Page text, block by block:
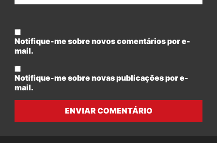
Notifique-me sobre novos comentários por e-
mail.
Notifique-me sobre novas publicações por e-
mail.
ENVIAR COMENTÁRIO